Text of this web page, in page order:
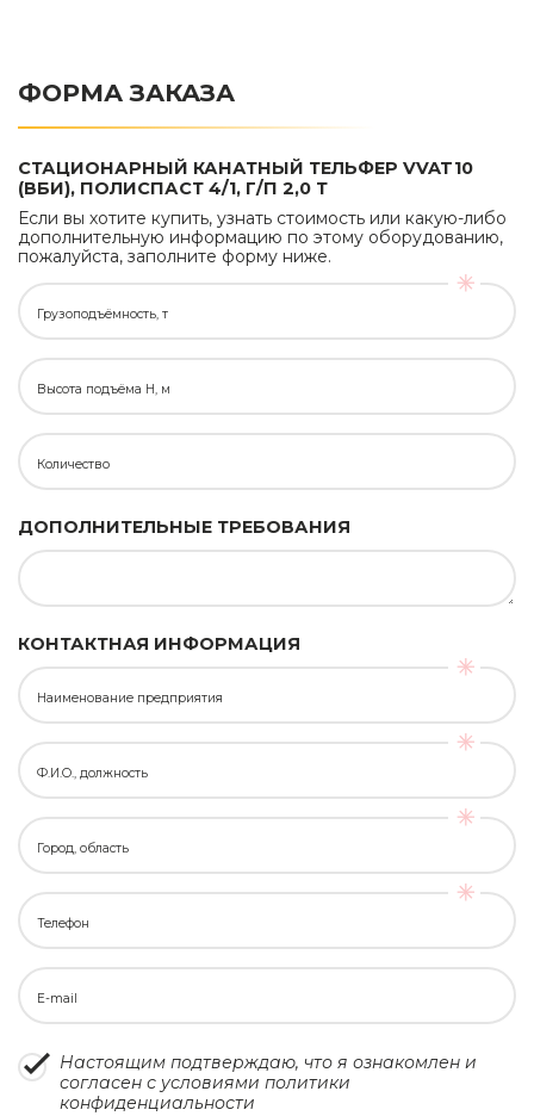
ФОРМА ЗАКАЗА
СТАЦИОНАРНЫЙ КАНАТНЫЙ ТЕЛЬФЕР VVAT10
(ВБИ), ПОЛИСПАСТ 4/1, Г/П 2,0 Т
Если вы хотите купить, узнать стоимость или какую-либо
дополнительную информацию по этому оборудованию,
пожалуйста, заполните форму ниже.
Грузоподъёмность, т
Высота подъёма H, м
Количество
ДОПОЛНИТЕЛЬНЫЕ ТРЕБОВАНИЯ
КОНТАКТНАЯ ИНФОРМАЦИЯ
Наименование предприятия
Ф.И.О., должность
Город, область
Телефон
E-mail
Настоящим подтверждаю, что я ознакомлен и
согласен с условиями политики
конфиденциальности